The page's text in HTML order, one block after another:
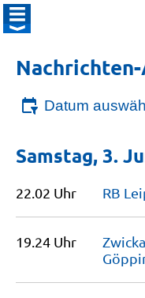
Datum
Samstag, 3.
22.02 Uhr RB
19.24 Uhr